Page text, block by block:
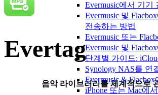
Evermusic에서 기
Evermusic 및
전송하는 방법
Evermusic 또는
Evermusic 및
단계별 가이드:
Synology NAS를 연
Evermusic &
iPhone 또는 Mac에
Evertag
음악 라이브러리를 체계적으로